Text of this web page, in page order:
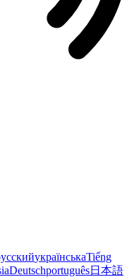
українськаTiếng
Deutschportuguês日本語